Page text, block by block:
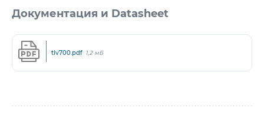
Документация и Datasheet
tlv700.pdf 1,2 мБ